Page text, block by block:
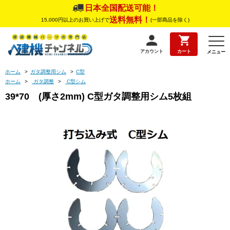
日本全国配送可能！
15,000円以上のお買い上げで送料無料！ (一部商品を除く)
アカウント カート メニュー
ホーム > ガタ調整用シム > C型
ホーム
> ガタ調整 > C型シム
39*70 (厚さ2mm) C型ガタ調整用シム5枚組